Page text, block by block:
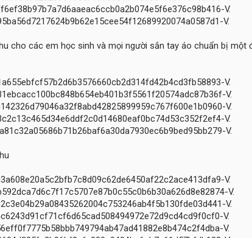
cho các em học sinh và mọi người sắn tay áo chuẩn bị một